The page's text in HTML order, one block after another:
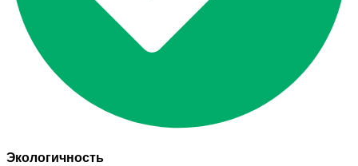
Экологичность